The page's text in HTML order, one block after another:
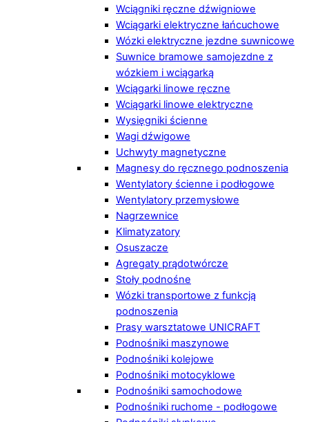
Wciągniki ręczne dźwigniowe
Wciągarki elektryczne łańcuchowe
Wózki elektryczne jezdne suwnicowe
Suwnice bramowe samojezdne z
wózkiem i wciągarką
Wciągarki linowe ręczne
Wciągarki linowe elektryczne
Wysięgniki ścienne
Wagi dźwigowe
Uchwyty magnetyczne
Magnesy do ręcznego podnoszenia
Wentylatory ścienne i podłogowe
Wentylatory przemysłowe
Nagrzewnice
Klimatyzatory
Osuszacze
Agregaty prądotwórcze
Stoły podnośne
Wózki transportowe z funkcją
podnoszenia
Prasy warsztatowe UNICRAFT
Podnośniki maszynowe
Podnośniki kolejowe
Podnośniki motocyklowe
Podnośniki samochodowe
Podnośniki ruchome - podłogowe